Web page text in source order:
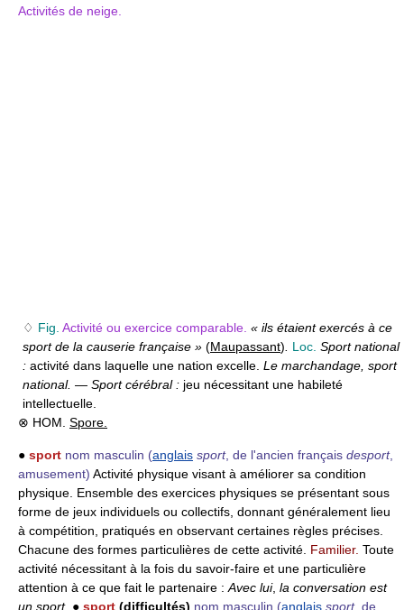
Activités de neige.
♢ Fig. Activité ou exercice comparable. « ils étaient exercés à ce
sport de la causerie française » (Maupassant) Loc. Sport national
: activité dans laquelle une nation excelle. Le marchandage, sport
national. — Sport cérébral : jeu nécessitant une habileté
intellectuelle.
⊗ HOM. Spore.
● sport nom masculin (anglais sport, de l'ancien français desport,
amusement) Activité physique visant à améliorer sa condition
physique. Ensemble des exercices physiques se présentant sous
forme de jeux individuels ou collectifs, donnant généralement lieu
à compétition, pratiqués en observant certaines règles précises.
Chacune des formes particulières de cette activité. Familier. Toute
activité nécessitant à la fois du savoir-faire et une particulière
attention à ce que fait le partenaire : Avec lui, la conversation est
un sport. ● sport (difficultés) nom masculin (anglais sport, de